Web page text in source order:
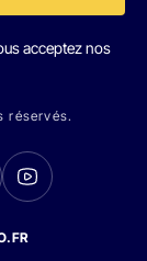
acceptez nos
réservés.